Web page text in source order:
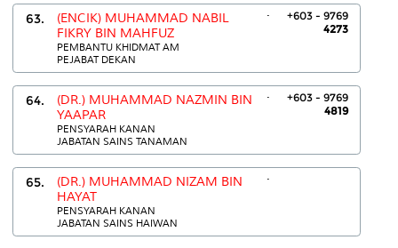
63.
(ENCIK) MUHAMMAD NABIL
FIKRY BIN MAHFUZ
PEMBANTU KHIDMAT AM
PEJABAT DEKAN
.
+603 - 9769
4273
64.
(DR.) MUHAMMAD NAZMIN BIN
YAAPAR
PENSYARAH KANAN
JABATAN SAINS TANAMAN
.
+603 - 9769
4819
65.
(DR.) MUHAMMAD NIZAM BIN
HAYAT
PENSYARAH KANAN
JABATAN SAINS HAIWAN
.